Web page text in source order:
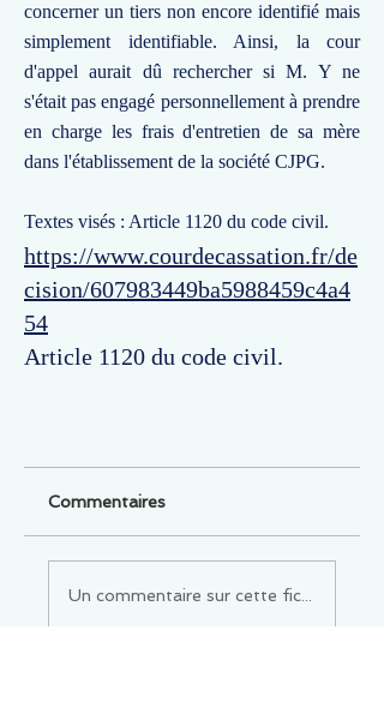
concerner un tiers non encore identifié mais
simplement identifiable. Ainsi, la cour
d'appel aurait dû rechercher si M. Y ne
s'était pas engagé personnellement à prendre
en charge les frais d'entretien de sa mère
dans l'établissement de la société CJPG.
Textes visés : Article 1120 du code civil.
https://www.courdecassation.fr/de
cision/607983449ba5988459c4a4
54
Article 1120 du code civil.
Commentaires
Un commentaire sur cette fiche ou cet